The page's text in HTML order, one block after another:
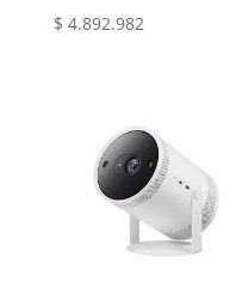
$ 4.892.982